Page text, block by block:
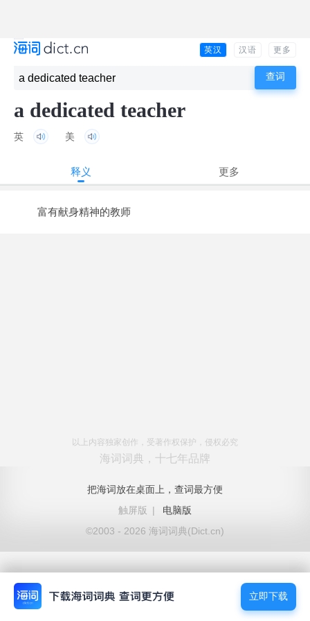
英汉 汉语 更多
a dedicated teacher
英 美
释义 更多
富有献身精神的教师
以上内容独家创作，受著作权保护，侵权必究
海词词典，十七年品牌
把海词放在桌面上，查词最方便
触屏版
|
电脑版
©2003 - 2026 海词词典(Dict.cn)
立即下载
立即下载